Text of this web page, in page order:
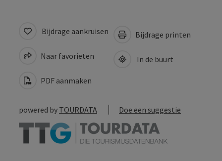
Bijdrage aankruisen
Naar favorieten
PDF aanmaken
Bijdrage printen
In de buurt
powered by TOURDATA Doe een suggestie